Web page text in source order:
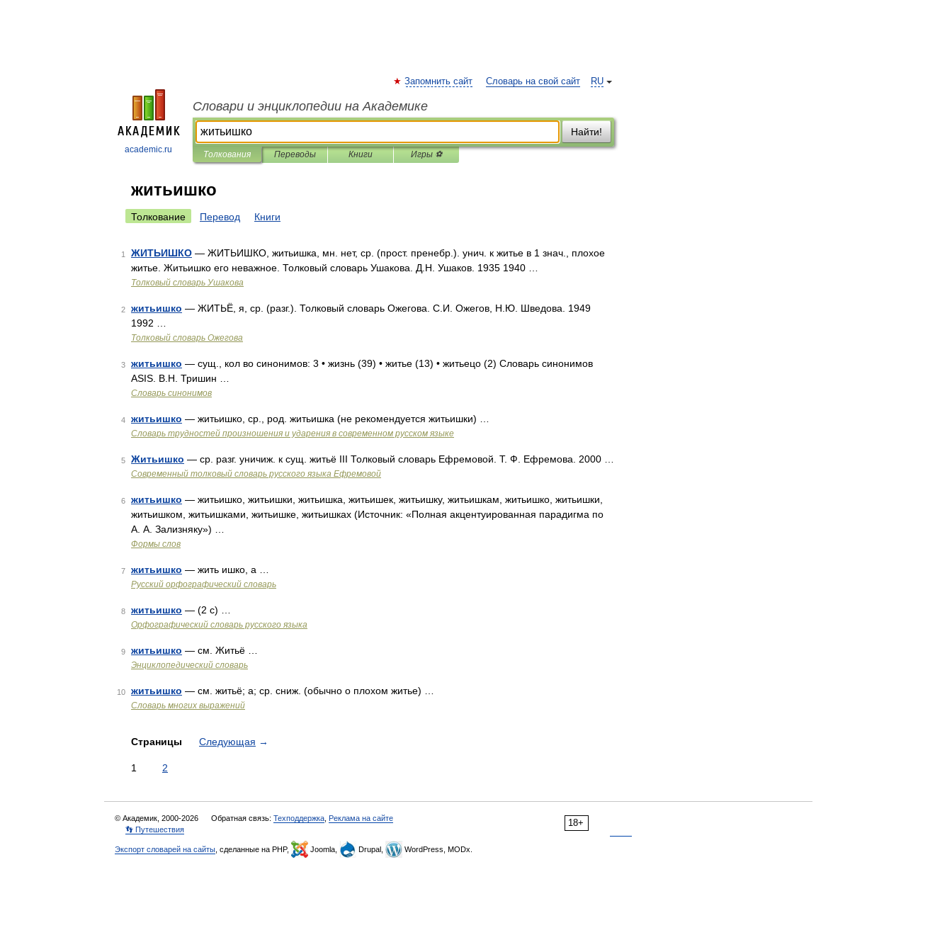
academic.ru
RU
Запомнить сайт Словарь на свой сайт
Словари и энциклопедии на Академике
Найти!
Толкования Переводы Книги Игры ⚽
житьишко
Толкование Перевод Книги
1 ЖИТЬИШКО — ЖИТЬИШКО, житьишка, мн. нет, ср. (прост. пренебр.). унич. к житье в 1 знач., плохое
житье. Житьишко его неважное. Толковый словарь Ушакова. Д.Н. Ушаков. 1935 1940 …
Толковый словарь Ушакова
2 житьишко — ЖИТЬЁ, я, ср. (разг.). Толковый словарь Ожегова. С.И. Ожегов, Н.Ю. Шведова. 1949
1992 …
Толковый словарь Ожегова
3 житьишко — сущ., кол во синонимов: 3 • жизнь (39) • житье (13) • житьецо (2) Словарь синонимов
ASIS. В.Н. Тришин …
Словарь синонимов
4 житьишко — житьишко, ср., род. житьишка (не рекомендуется житьишки) …
Словарь трудностей произношения и ударения в современном русском языке
5 Житьишко — ср. разг. уничиж. к сущ. житьё III Толковый словарь Ефремовой. Т. Ф. Ефремова. 2000 …
Современный толковый словарь русского языка Ефремовой
6 житьишко — житьишко, житьишки, житьишка, житьишек, житьишку, житьишкам, житьишко, житьишки,
житьишком, житьишками, житьишке, житьишках (Источник: «Полная акцентуированная парадигма по
А. А. Зализняку») …
Формы слов
7 житьишко — жить ишко, а …
Русский орфографический словарь
8 житьишко — (2 с) …
Орфографический словарь русского языка
9 житьишко — см. Житьё …
Энциклопедический словарь
10 житьишко — см. житьё; а; ср. сниж. (обычно о плохом житье) …
Словарь многих выражений
Страницы Следующая →
1 2
18+
© Академик, 2000-2026 Обратная связь: Техподдержка Реклама на сайте
👣 Путешествия
Экспорт словарей на сайты , сделанные на PHP, Joomla, Drupal, WordPress, MODx.